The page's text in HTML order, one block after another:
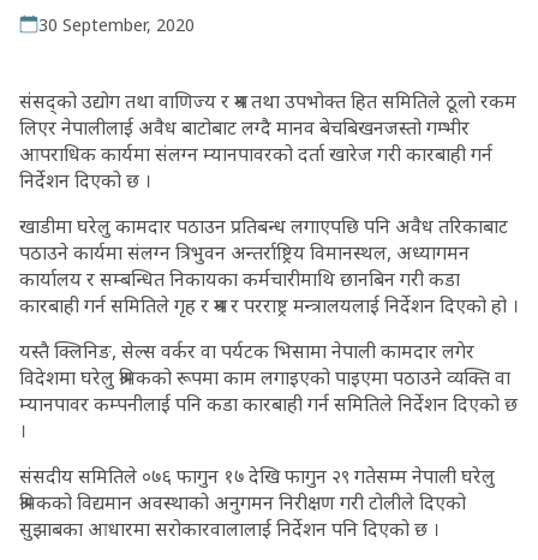
30 September, 2020
संसद्को उद्योग तथा वाणिज्य र श्रम तथा उपभोक्त हित समितिले ठूलो रकम
लिएर नेपालीलाई अवैध बाटोबाट लग्दै मानव बेचबिखनजस्तो गम्भीर
आपराधिक कार्यमा संलग्न म्यानपावरको दर्ता खारेज गरी कारबाही गर्न
निर्देशन दिएको छ ।
खाडीमा घरेलु कामदार पठाउन प्रतिबन्ध लगाएपछि पनि अवैध तरिकाबाट
पठाउने कार्यमा संलग्न त्रिभुवन अन्तर्राष्ट्रिय विमानस्थल, अध्यागमन
कार्यालय र सम्बन्धित निकायका कर्मचारीमाथि छानबिन गरी कडा
कारबाही गर्न समितिले गृह र श्रम र परराष्ट्र मन्त्रालयलाई निर्देशन दिएको हो ।
यस्तै क्लिनिङ, सेल्स वर्कर वा पर्यटक भिसामा नेपाली कामदार लगेर
विदेशमा घरेलु श्रमिकको रूपमा काम लगाइएको पाइएमा पठाउने व्यक्ति वा
म्यानपावर कम्पनीलाई पनि कडा कारबाही गर्न समितिले निर्देशन दिएको छ
।
संसदीय समितिले ०७६ फागुन १७ देखि फागुन २९ गतेसम्म नेपाली घरेलु
श्रमिकको विद्यमान अवस्थाको अनुगमन निरीक्षण गरी टोलीले दिएको
सुझाबका आधारमा सरोकारवालालाई निर्देशन पनि दिएको छ ।